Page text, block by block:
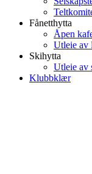
Fånetthytta
Åpen
Utleie av
Skihytta
Utleie av
Klubbklær